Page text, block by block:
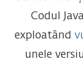
Codul
exploatând
unele